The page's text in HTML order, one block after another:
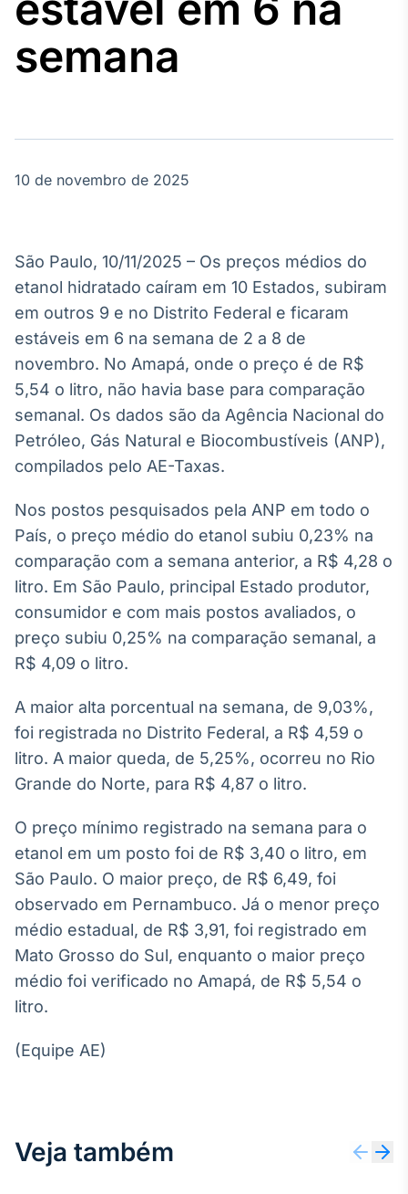
Agro
Broadcast
Broadcast
Energia
O setor de
energia elétrica
Broadcast
White Label
conteúdos
Soluções de Dados
e Conteúdos
Broadcast
OTC
Plataforma para
negociação de
ativos
Datafeed
APIs para
integração de
conteúdos e
dados
Broadcast
Ticker
Cotações e
headlines de
notícias
Broadcast
Widgets
semana
10 de novembro de 2025
São Paulo, 10/11/2025 – Os preços médios do
etanol hidratado caíram em 10 Estados, subiram
em outros 9 e no Distrito Federal e ficaram
estáveis em 6 na semana de 2 a 8 de
novembro. No Amapá, onde o preço é de R$
5,54 o litro, não havia base para comparação
semanal. Os dados são da Agência Nacional do
Petróleo, Gás Natural e Biocombustíveis (ANP),
compilados pelo AE-Taxas.
Nos postos pesquisados pela ANP em todo o
País, o preço médio do etanol subiu 0,23% na
comparação com a semana anterior, a R$ 4,28 o
litro. Em São Paulo, principal Estado produtor,
consumidor e com mais postos avaliados, o
preço subiu 0,25% na comparação semanal, a
R$ 4,09 o litro.
A maior alta porcentual na semana, de 9,03%,
foi registrada no Distrito Federal, a R$ 4,59 o
litro. A maior queda, de 5,25%, ocorreu no Rio
Grande do Norte, para R$ 4,87 o litro.
O preço mínimo registrado na semana para o
etanol em um posto foi de R$ 3,40 o litro, em
São Paulo. O maior preço, de R$ 6,49, foi
observado em Pernambuco. Já o menor preço
médio estadual, de R$ 3,91, foi registrado em
Mato Grosso do Sul, enquanto o maior preço
médio foi verificado no Amapá, de R$ 5,54 o
litro.
(Equipe AE)
Veja também